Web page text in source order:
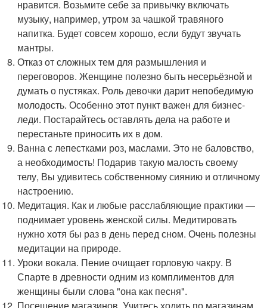
нравится. Возьмите себе за привычку включать
музыку, например, утром за чашкой травяного
напитка. Будет совсем хорошо, если будут звучать
мантры.
Отказ от сложных тем для размышления и
переговоров. Женщине полезно быть несерьёзной и
думать о пустяках. Роль девочки дарит непобедимую
молодость. Особенно этот пункт важен для бизнес-
леди. Постарайтесь оставлять дела на работе и
перестаньте приносить их в дом.
Ванна с лепестками роз, маслами. Это не баловство,
а необходимость! Подарив такую малость своему
телу, Вы удивитесь собственному сиянию и отличному
настроению.
Медитация. Как и любые расслабляющие практики —
поднимает уровень женской силы. Медитировать
нужно хотя бы раз в день перед сном. Очень полезны
медитации на природе.
Уроки вокала. Пение очищает горловую чакру. В
Спарте в древности одним из комплиментов для
женщины были слова "она как песня".